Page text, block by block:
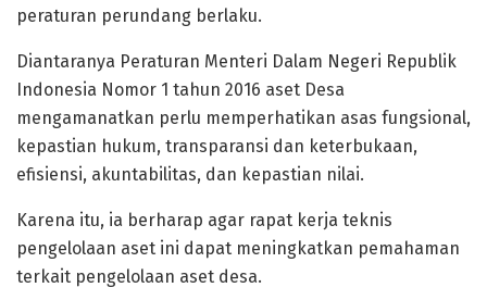
peraturan perundang berlaku.
Diantaranya Peraturan Menteri Dalam Negeri Republik
Indonesia Nomor 1 tahun 2016 aset Desa
mengamanatkan perlu memperhatikan asas fungsional,
kepastian hukum, transparansi dan keterbukaan,
efisiensi, akuntabilitas, dan kepastian nilai.
Karena itu, ia berharap agar rapat kerja teknis
pengelolaan aset ini dapat meningkatkan pemahaman
terkait pengelolaan aset desa.